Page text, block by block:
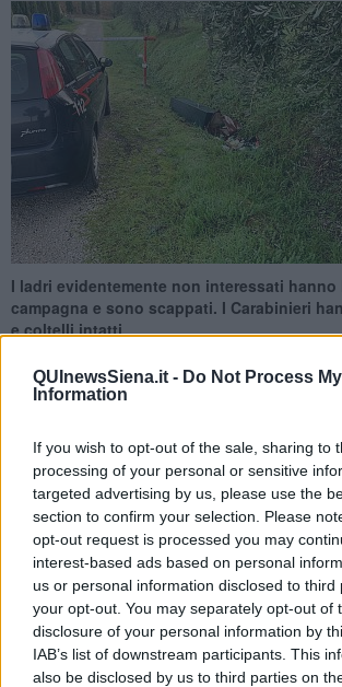
QUInewsSiena.it - Do Not Process
Information
If you wish to opt-out of the sale, sharing to
processing of your personal or sensitive
targeted advertising by us, please use the
section to confirm your selection. Please
opt-out request is processed you may
interest-based ads based on personal
us or personal information disclosed to third
your opt-out. You may separately opt-out of
disclosure of your personal information by
IAB’s list of downstream participants. This
also be disclosed by us to third parties on
I ladri evidentemente non interessati
campagna e sono scappati. I Carabinieri
e coltelli intatti
SAN GIMIGNANO — Un colpo andato a buon
della cassetta di sicurezza non era di
questo hanno deciso di abbandonarlo in un
dei numerosi servizi svolti nel fine settimana, i
Gimignanohanno rinvenuto nelle campagne
fucili aperta e con evidenti segni di forzatura.
All’interno sono stati recuperatidue fucili da
e diverse munizioni provento di un furto in
pochi giorni prima a Certaldo.